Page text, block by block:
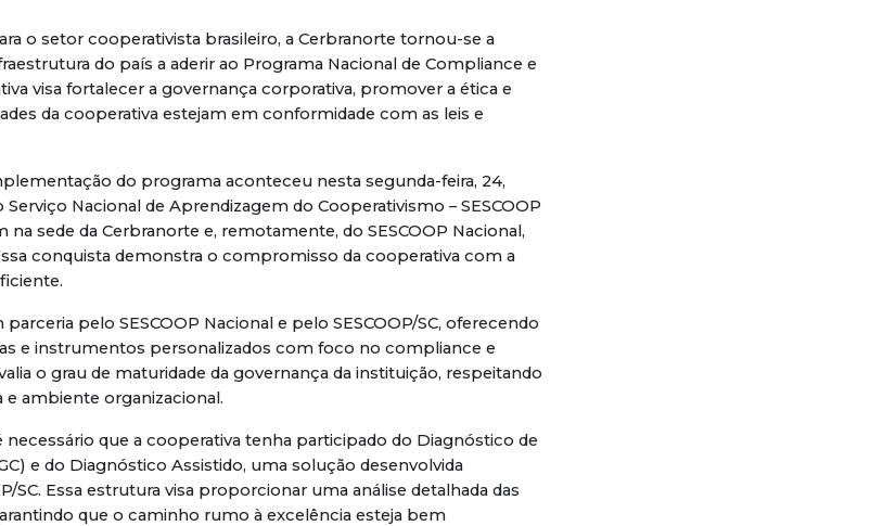
o setor cooperativista brasileiro, a Cerbranorte tornou-se a
do país a aderir ao Programa Nacional de Compliance e
visa fortalecer a governança corporativa, promover a ética e
da cooperativa estejam em conformidade com as leis e
do programa aconteceu nesta segunda-feira, 24,
Nacional de Aprendizagem do Cooperativismo – SESCOOP
na sede da Cerbranorte e, remotamente, do SESCOOP Nacional,
conquista demonstra o compromisso da cooperativa com a
pelo SESCOOP Nacional e pelo SESCOOP/SC, oferecendo
e instrumentos personalizados com foco no compliance e
o grau de maturidade da governança da instituição, respeitando
e ambiente organizacional.
necessário que a cooperativa tenha participado do Diagnóstico de
e do Diagnóstico Assistido, uma solução desenvolvida
SC. Essa estrutura visa proporcionar uma análise detalhada das
que o caminho rumo à excelência esteja bem